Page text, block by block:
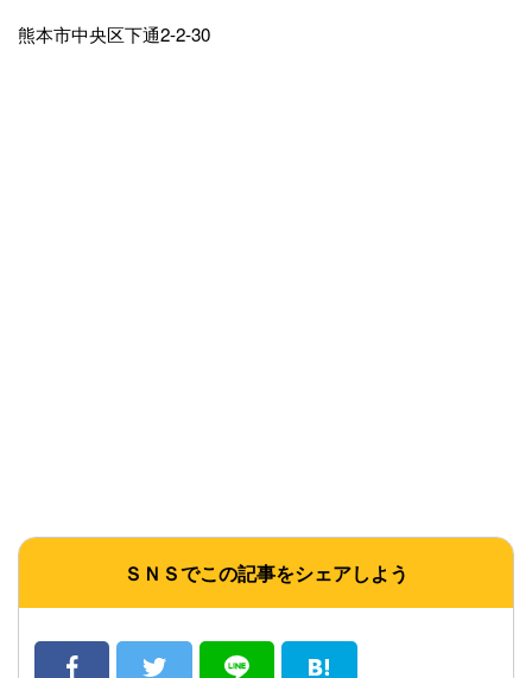
熊本市中央区下通2-2-30
ＳＮＳでこの記事をシェアしよう